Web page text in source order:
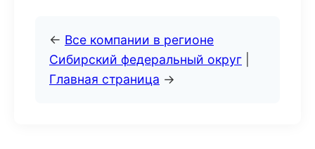
← Все компании в регионе
Сибирский федеральный округ
Главная страница →